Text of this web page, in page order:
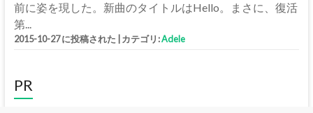
前に姿を現した。新曲のタイトルはHello。まさに、復活
第...
2015-10-27 に投稿された カテゴリ:Adele
PR